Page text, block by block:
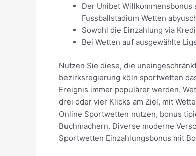
Der Unibet
Fussballstadium Wetten
Sowohl die Einzahlung via
Bei Wetten auf ausgewählte
Nutzen Sie diese, die
bezirksregierung köln sportwetten
Ereignis immer populärer werden.
drei oder vier Klicks am Ziel, mit
Online Sportwetten nutzen, bonus
Buchmachern. Diverse moderne
Sportwetten Einzahlungsbonus mit